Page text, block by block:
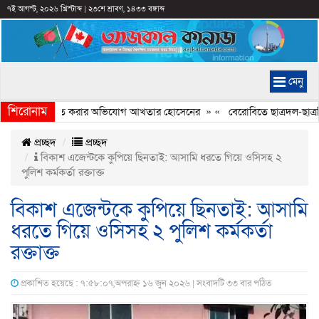
৭ই আগস্ট, ২০২৬ খ্রিস্টাব্দ| ২৩শে শ্রাবণ, ১৪৩৩ বঙ্গাব্দ
মেনু
শিরোনাম
ইতিহাস বিকৃত করার অভিযোগ আখতার হোসেনের» « বেরোবিতে ছাত্রদল-
প্রচ্ছদ
প্রচ্ছদ
বিকাশ এজেন্টকে কুপিয়ে ছিনতাই: আসামি ধরতে গিয়ে ওসিসহ ২
পুলিশ কর্মকর্তা রক্তাক্ত
বিকাশ এজেন্টকে কুপিয়ে ছিনতাই: আসামি
ধরতে গিয়ে ওসিসহ ২ পুলিশ কর্মকর্তা
রক্তাক্ত
প্রকাশিত হয়েছে : ৭:৫৮:০৭,অপরাহ্ন ১৬ জুন ২০২৬ | সংবাদটি ৩৩ বার পঠিত